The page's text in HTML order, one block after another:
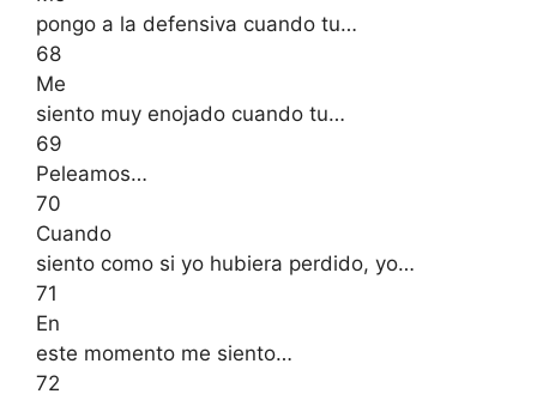
pongo a la defensiva cuando tu…
68
Me
siento muy enojado cuando tu…
69
Peleamos…
70
Cuando
siento como si yo hubiera perdido, yo…
71
En
este momento me siento…
72